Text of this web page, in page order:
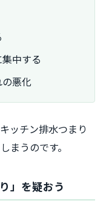
中する
悪化
ッチン排水つまり
まうのです。
」を疑おう